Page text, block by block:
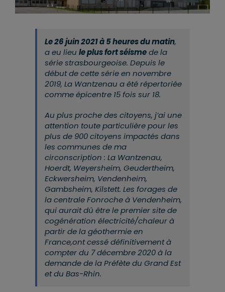
Le 26 juin 2021 à 5 heures du matin,
a eu lieu le plus fort séismede la
série strasbourgeoise. Depuis le
début de cette série en novembre
2019, La Wantzenau a été répertoriée
comme épicentre 15 fois sur 18.
Au plus proche des citoyens, j’ai une
attention toute particulière pour les
plus de 900 citoyens impactés dans
les communes de ma
circonscription : La Wantzenau,
Hoerdt, Weyersheim, Geudertheim,
Eckwersheim, Vendenheim,
Gambsheim, Kilstett. Les forages de
la centrale Fonroche à Vendenheim,
qui aurait dû être le premier site de
cogénération électricité/chaleur à
partir de la géothermie en
France,ont cessé définitivement à
compter du 7 décembre 2020 à la
demande de la Préfète du Grand Est
et du Bas-Rhin.